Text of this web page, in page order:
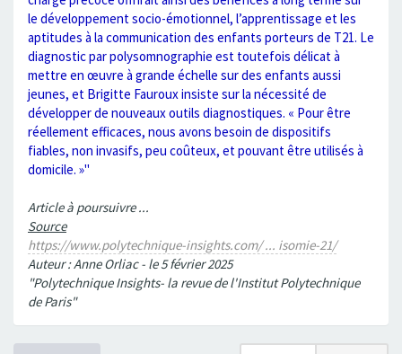
le développement socio-émotionnel, l’apprentissage et les
aptitudes à la communication des enfants porteurs de T21. Le
diagnostic par polysomnographie est toutefois délicat à
mettre en œuvre à grande échelle sur des enfants aussi
jeunes, et Brigitte Fauroux insiste sur la nécessité de
développer de nouveaux outils diagnostiques. « Pour être
réellement efficaces, nous avons besoin de dispositifs
fiables, non invasifs, peu coûteux, et pouvant être utilisés à
domicile. »"
Article à poursuivre ...
Source
https://www.polytechnique-insights.com/ ... isomie-21/
Auteur : Anne Orliac - le 5 février 2025
"Polytechnique Insights- la revue de l'Institut Polytechnique
de Paris"